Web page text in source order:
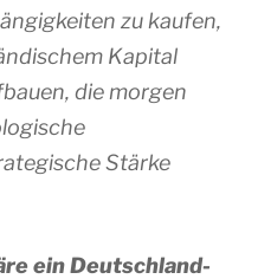
zu kaufen,
Kapital
die morgen
Stärke
ein Deutschland-